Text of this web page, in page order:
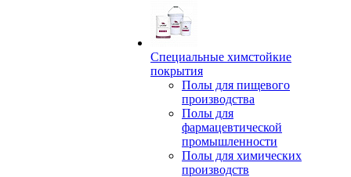
Специальные химстойкие
покрытия
Полы для пищевого
производства
Полы для
фармацевтической
промышленности
Полы для химических
производств